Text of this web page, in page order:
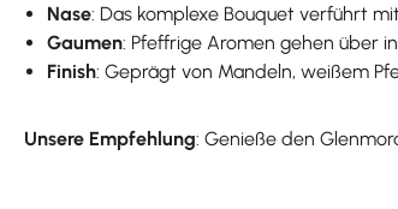
Nase: Das komplexe Bouquet verführt
Gaumen: Pfeffrige Aromen gehen über
Finish: Geprägt von Mandeln, weißem
Unsere Empfehlung: Genieße den